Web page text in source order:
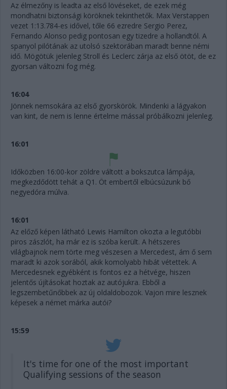
Az élmezőny is leadta az első lövéseket, de ezek még
mondhatni biztonsági köröknek tekinthetők. Max Verstappen
vezet 1:13.784-es idővel, tőle 66 ezredre Sergio Perez,
Fernando Alonso pedig pontosan egy tizedre a hollandtól. A
spanyol pilótának az utolsó szektorában maradt benne némi
idő. Mögötük jelenleg Stroll és Leclerc zárja az első ötöt, de ez
gyorsan változni fog még.
16:04
Jönnek nemsokára az első gyorskörök. Mindenki a lágyakon
van kint, de nem is lenne értelme mással próbálkozni jelenleg.
16:01
Időközben 16:00-kor zöldre váltott a bokszutca lámpája,
megkezdődött tehát a Q1. Öt embertől elbúcsúzunk bő
negyedóra múlva.
16:01
Az előző képen látható Lewis Hamilton okozta a legutóbbi
piros zászlót, ha már ez is szóba került. A hétszeres
világbajnok nem törte meg vészesen a Mercedest, ám ő sem
maradt ki azok sorából, akik komolyabb hibát vétettek. A
Mercedesnek egyébként is fontos ez a hétvége, hiszen
jelentős újításokat hoztak az autójukra. Ebből a
legszembetűnőbbek az új oldaldobozok. Vajon mire lesznek
képesek a német márka autói?
15:59
It's time for one of the most important
Qualifying sessions of the season